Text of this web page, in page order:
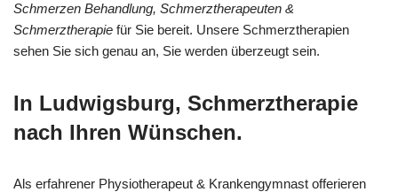
Schmerzen Behandlung, Schmerztherapeuten &
Schmerztherapie für Sie bereit. Unsere Schmerztherapien
sehen Sie sich genau an, Sie werden überzeugt sein.
In Ludwigsburg, Schmerztherapie
nach Ihren Wünschen.
Als erfahrener Physiotherapeut & Krankengymnast offerieren